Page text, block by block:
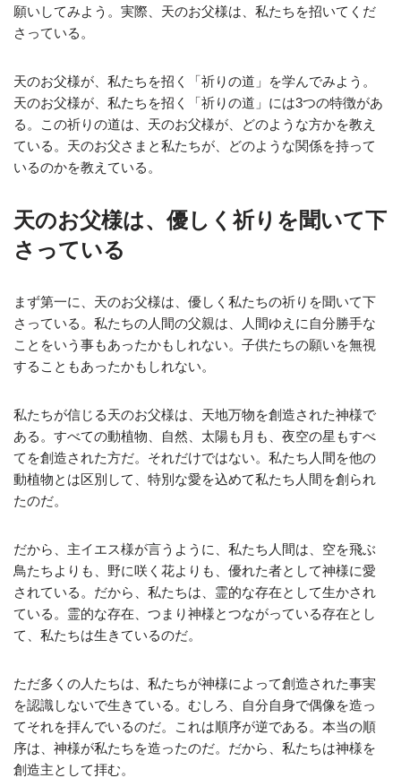
願いしてみよう。実際、天のお父様は、私たちを招いてくだ
さっている。
天のお父様が、私たちを招く「祈りの道」を学んでみよう。
天のお父様が、私たちを招く「祈りの道」には3つの特徴があ
る。この祈りの道は、天のお父様が、どのような方かを教え
ている。天のお父さまと私たちが、どのような関係を持って
いるのかを教えている。
天のお父様は、優しく祈りを聞いて下
さっている
まず第一に、天のお父様は、優しく私たちの祈りを聞いて下
さっている。私たちの人間の父親は、人間ゆえに自分勝手な
ことをいう事もあったかもしれない。子供たちの願いを無視
することもあったかもしれない。
私たちが信じる天のお父様は、天地万物を創造された神様で
ある。すべての動植物、自然、太陽も月も、夜空の星もすべ
てを創造された方だ。それだけではない。私たち人間を他の
動植物とは区別して、特別な愛を込めて私たち人間を創られ
たのだ。
だから、主イエス様が言うように、私たち人間は、空を飛ぶ
鳥たちよりも、野に咲く花よりも、優れた者として神様に愛
されている。だから、私たちは、霊的な存在として生かされ
ている。霊的な存在、つまり神様とつながっている存在とし
て、私たちは生きているのだ。
ただ多くの人たちは、私たちが神様によって創造された事実
を認識しないで生きている。むしろ、自分自身で偶像を造っ
てそれを拝んでいるのだ。これは順序が逆である。本当の順
序は、神様が私たちを造ったのだ。だから、私たちは神様を
創造主として拝む。